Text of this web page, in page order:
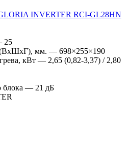
INVERTER RCI-GL28HN
25
(ВхШхГ), мм. — 698×255×190
кВт — 2,65 (0,82-3,37) / 2,80
блока — 21 дБ